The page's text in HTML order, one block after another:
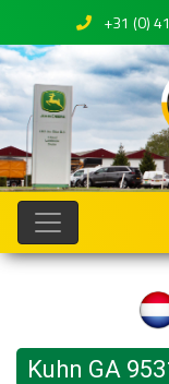
+31 (0)
Kuhn GA